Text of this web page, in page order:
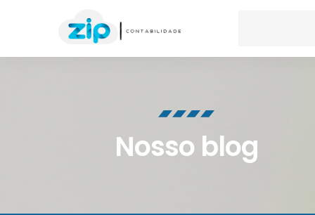
Nosso blog